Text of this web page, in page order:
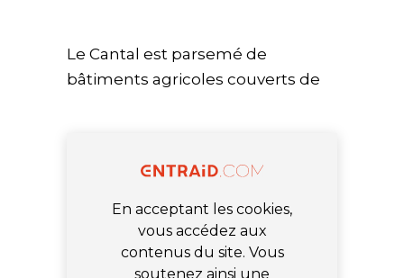
Le Cantal est parsemé de
bâtiments agricoles couverts de
En acceptant les cookies,
vous accédez aux
contenus du site. Vous
soutenez ainsi une